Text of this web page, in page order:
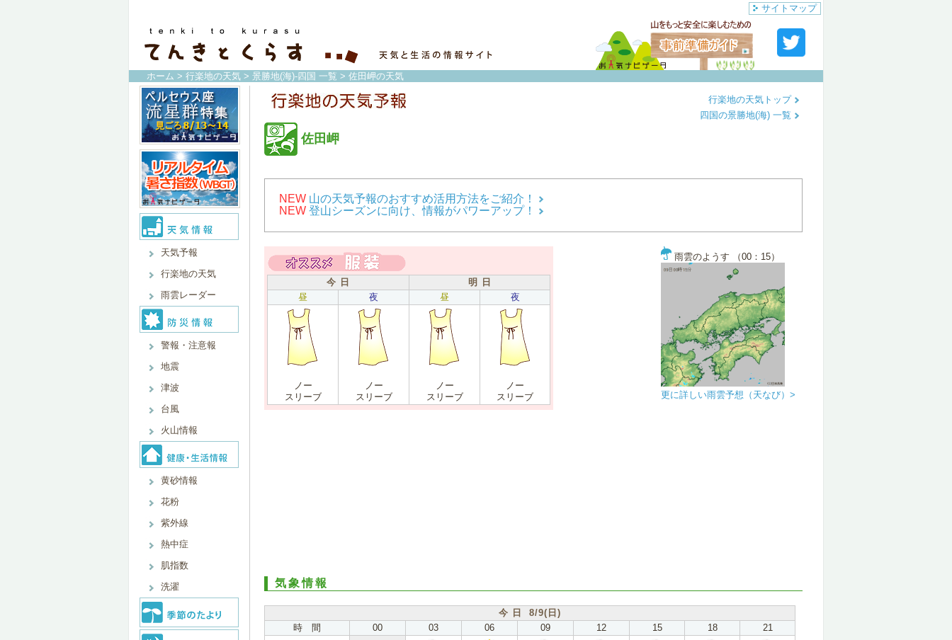
サイトマップ
ホーム > 行楽地の天気 > 景勝地(海)-四国 一覧 > 佐田岬の天気
天気予報
行楽地の天気
雨雲レーダー
警報・注意報
地震
津波
台風
火山情報
黄砂情報
花粉
紫外線
熱中症
肌指数
洗濯
佐田岬
行楽地の天気トップ
四国の景勝地(海) 一覧
NEW 山の天気予報のおすすめ活用方法をご紹介！
NEW 登山シーズンに向け、情報がパワーアップ！
今 日
明 日
昼
夜 昼 夜
ノー
スリーブ
ノー
スリーブ
ノー
スリーブ
ノー
スリーブ
雨雲のようす （00：15）
更に詳しい雨雲予想（天なび）>
気象情報
今 日 8/9(日)
時 間
00 03 06 09 12 15 18
21